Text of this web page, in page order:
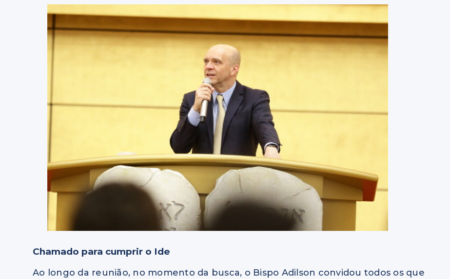
Chamado para cumprir o Ide
Ao longo da reunião, no momento da busca, o Bispo Adilson convidou todos os que